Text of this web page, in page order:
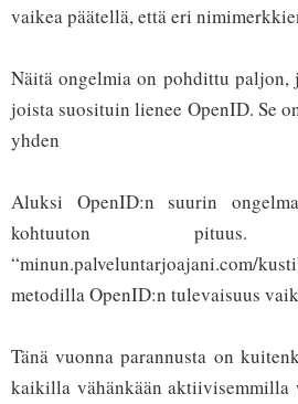
vaikea päätellä, että eri
Näitä ongelmia on pohdittu
joista suosituin lienee OpenID. Se
yhden
Aluksi OpenID:n suurin
kohtuuton pituus.
“minun.palveluntarjoajani.com/
metodilla OpenID:n tulevaisuus
Tänä vuonna parannusta on
kaikilla vähänkään